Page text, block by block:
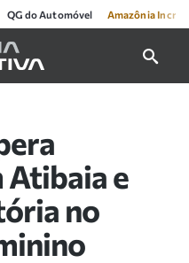
QG do Automóvel Amazônia
Atibaia e
no